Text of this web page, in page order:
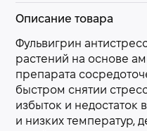
Описание товара
Фульвигрин
растений на основе
препарата
быстром снятии
избыток и недостаток
и низких температур,